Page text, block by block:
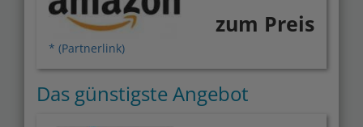
* (Partnerlink)
zum Preis
Das günstigste Angebot